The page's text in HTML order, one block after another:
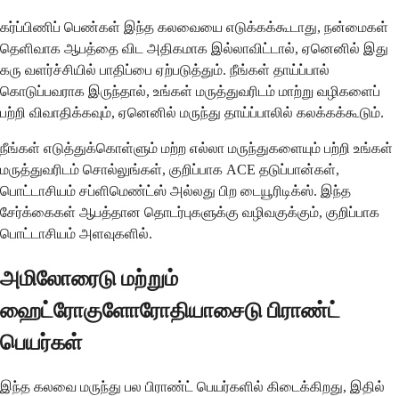
கர்ப்பிணிப் பெண்கள் இந்த கலவையை எடுக்கக்கூடாது, நன்மைகள்
தெளிவாக ஆபத்தை விட அதிகமாக இல்லாவிட்டால், ஏனெனில் இது
கரு வளர்ச்சியில் பாதிப்பை ஏற்படுத்தும். நீங்கள் தாய்ப்பால்
கொடுப்பவராக இருந்தால், உங்கள் மருத்துவரிடம் மாற்று வழிகளைப்
பற்றி விவாதிக்கவும், ஏனெனில் மருந்து தாய்ப்பாலில் கலக்கக்கூடும்.
நீங்கள் எடுத்துக்கொள்ளும் மற்ற எல்லா மருந்துகளையும் பற்றி உங்கள்
மருத்துவரிடம் சொல்லுங்கள், குறிப்பாக ACE தடுப்பான்கள்,
பொட்டாசியம் சப்ளிமெண்ட்ஸ் அல்லது பிற டையூரிடிக்ஸ். இந்த
சேர்க்கைகள் ஆபத்தான தொடர்புகளுக்கு வழிவகுக்கும், குறிப்பாக
பொட்டாசியம் அளவுகளில்.
அமிலோரைடு மற்றும்
ஹைட்ரோகுளோரோதியாசைடு பிராண்ட்
பெயர்கள்
இந்த கலவை மருந்து பல பிராண்ட் பெயர்களில் கிடைக்கிறது, இதில்